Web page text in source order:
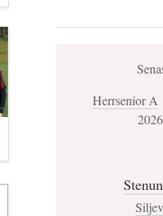
Herrsenior A